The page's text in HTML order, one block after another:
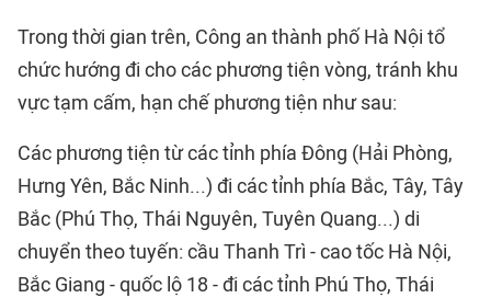
Trong thời gian trên, Công an thành phố Hà Nội tổ
chức hướng đi cho các phương tiện vòng, tránh khu
vực tạm cấm, hạn chế phương tiện như sau:​
Các phương tiện từ các tỉnh phía Đông (Hải Phòng,
Hưng Yên, Bắc Ninh...) đi các tỉnh phía Bắc, Tây, Tây
Bắc (Phú Thọ, Thái Nguyên, Tuyên Quang...) di
chuyển theo tuyến: cầu Thanh Trì - cao tốc Hà Nội,
Bắc Giang - quốc lộ 18 - đi các tỉnh Phú Thọ, Thái